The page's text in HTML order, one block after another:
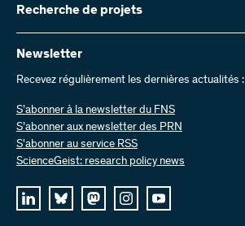
Contactez-nous
Envoyer des factures
Travailler chez nous
Offres d’emploi
Rapport annuel
Recherche de projets
Vous trouverez ici des informations complètes
recherche et les subsides approuvés par le FNS :
Recherche de projets
Newsletter
Recevez régulièrement les dernières actualités :
S’abonner à la newsletter du FNS
S’abonner aux newsletter des PRN
S'abonner au service RSS
ScienceGeist: research policy news